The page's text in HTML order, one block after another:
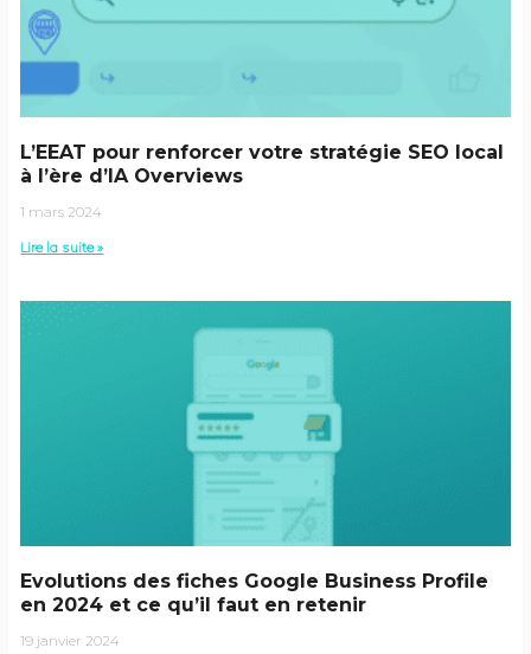
L’EEAT pour renforcer votre stratégie SEO local
à l’ère d’IA Overviews
1 mars 2024
Lire la suite »
Evolutions des fiches Google Business Profile
en 2024 et ce qu’il faut en retenir
19 janvier 2024